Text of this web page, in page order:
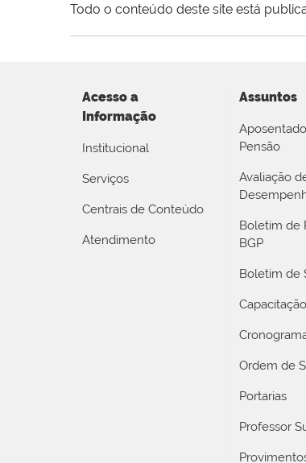
Todo o conteúdo deste site está
Acesso a
Informação
Institucional
Serviços
Centrais de Conteúdo
Atendimento
Assuntos
Pensão
Avaliação
Boletim de
BGP
Boletim de
Capacitação
Ordem de
Portarias
Professor